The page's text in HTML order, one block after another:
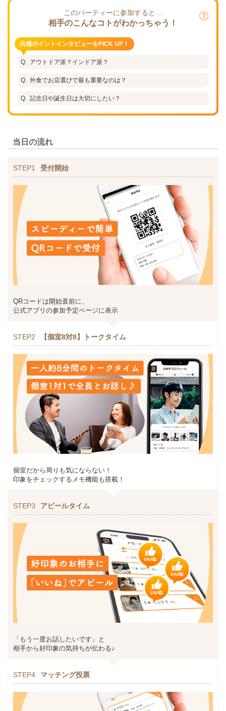
このパーティーに参加すると…
相手のこんなコトがわかっちゃう！
共感ポイントインタビューをPICK UP！
アウトドア派？インドア派？
外食でお店選びで最も重要なのは？
記念日や誕生日は大切にしたい？
当日の流れ
STEP1 受付開始
QRコードは開始直前に、
公式アプリの参加予定ページに表示
STEP2 【個室8対8】トークタイム
個室だから周りも気にならない！
印象をチェックするメモ機能も搭載！
STEP3 アピールタイム
「もう一度お話したいです」と
相手から好印象の気持ちが伝わる♪
STEP4 マッチング投票